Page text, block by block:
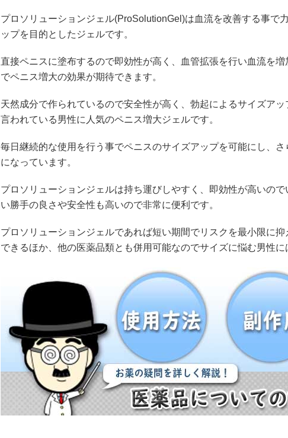
プロソリューションジェル(ProSolutionGel)は血流を改善する事で
ップを目的としたジェルです。
直接ペニスに塗布するので即効性が高く、血管拡張を行い血流を
でペニス増大の効果が期待できます。
天然成分で作られているので安全性が高く、勃起によるサイズア
言われている男性に人気のペニス増大ジェルです。
毎日継続的な使用を行う事でペニスのサイズアップを可能にし、
になっています。
プロソリューションジェルは持ち運びしやすく、即効性が高いの
い勝手の良さや安全性も高いので非常に便利です。
プロソリューションジェルであれば短い期間でリスクを最小限に
できるほか、他の医薬品類とも併用可能なのでサイズに悩む男性に